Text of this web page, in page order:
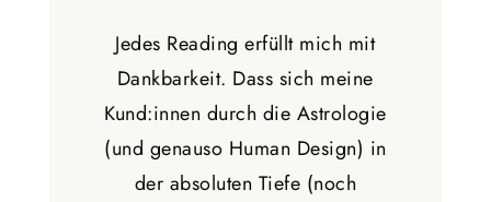
Jedes Reading erfüllt mich mit
Dankbarkeit. Dass sich meine
Kund:innen durch die Astrologie
(und genauso Human Design) in
der absoluten Tiefe (noch